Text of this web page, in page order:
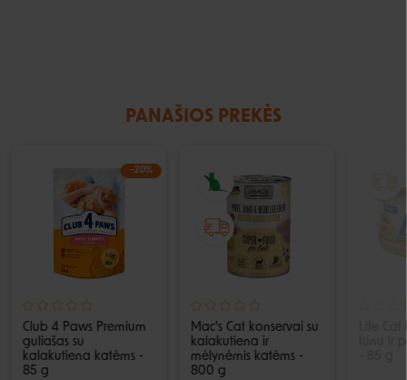
PANAŠIOS PREKĖS
−20%
Club 4 Paws Premium
guliašas su
kalakutiena katėms -
85 g
Mac's Cat konservai su
kalakutiena ir
mėlynėmis katėms -
800 g
Life